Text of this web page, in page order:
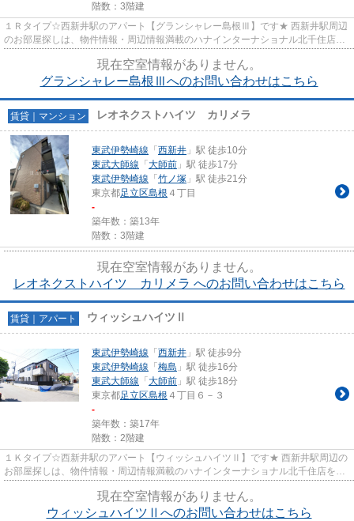
階数：3階建
１Ｒタイプ☆西新井駅のアパート【グランシャレー島根Ⅲ】です★ 西新井駅周辺
のお部屋探しは、物件情報・周辺情報満載のハナインターナショナル北千住店を
現在空室情報がありません。
グランシャレー島根Ⅲへのお問い合わせはこちら
賃貸｜マンション レオネクストハイツ カリメラ
東武伊勢崎線 「 西新井 」駅 徒歩10分
東武大師線 「 大師前 」駅 徒歩17分
東武伊勢崎線 「 竹ノ塚 」駅 徒歩21分
東京都足立区島根 ４丁目
-
築年数：築13年
階数：3階建
現在空室情報がありません。
レオネクストハイツ カリメラ へのお問い合わせはこちら
賃貸｜アパート ウィッシュハイツⅡ
東武伊勢崎線 「 西新井 」駅 徒歩9分
東武伊勢崎線 「 梅島 」駅 徒歩16分
東武大師線 「 大師前 」駅 徒歩18分
東京都足立区島根 ４丁目６－３
-
築年数：築17年
階数：2階建
１Ｋタイプ☆西新井駅のアパート【ウィッシュハイツⅡ】です★ 西新井駅周辺の
お部屋探しは、物件情報・周辺情報満載のハナインターナショナル北千住店をご
現在空室情報がありません。
ウィッシュハイツⅡへのお問い合わせはこちら